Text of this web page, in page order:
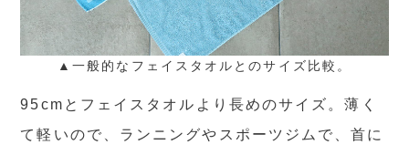
▲一般的なフェイスタオルとのサイズ比較。
95cmとフェイスタオルより長めのサイズ。薄く
て軽いので、ランニングやスポーツジムで、首に